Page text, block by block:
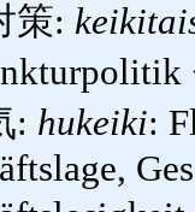
策:
: hukeiki: